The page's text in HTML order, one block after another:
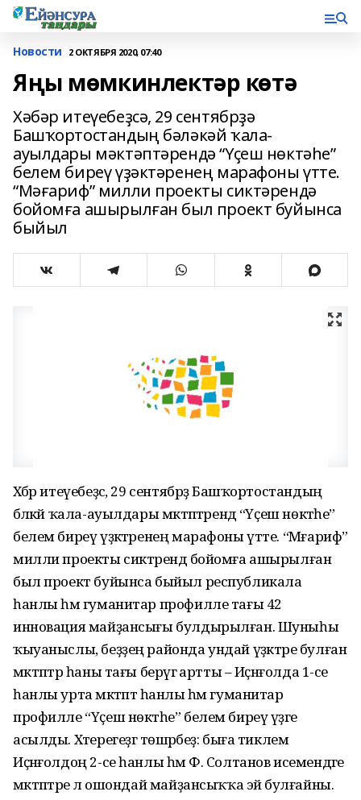
Новости 2 ОКТЯБРЯ 2020, 07:40
Яңы мөмкинлектәр көтә
Хәбәр итеүебеҙсә, 29 сентябрҙә
Башҡортостандың бәләкәй ҡала-
ауылдары мәктәптәрендә “Үҫеш нөктәһе”
белем биреү үҙәктәренең марафоны үтте.
“Мәғариф” милли проекты сиктәрендә
бойомға ашырылған был проект буйынса
быйыл
Хәбәр итеүебеҙсә, 29 сентябрҙә Башҡортостандың
бәләкәй ҡала-ауылдары мәктәптәрендә “Үҫеш нөктәһе”
белем биреү үҙәктәренең марафоны үтте. “Мәғариф”
милли проекты сиктәрендә бойомға ашырылған
был проект буйынса быйыл республикала
һанлы һәм гуманитар профилле тағы 42
инновация майҙансығы булдырылған. Шуныһы
ҡыуаныслы, беҙҙең районда ундай үҙәктәре булған
мәктәптәр һаны тағы берәүгә артты – Иҫәнғолда 1-се
һанлы урта мәктәптә һанлы һәм гуманитар
профилле “Үҫеш нөктәһе” белем биреү үҙәге
асылды. Хәтерегеҙгә төшәрәбеҙ: быға тиклем
Иҫәнғолдоң 2-се һанлы һәм Ф. Солтанов исемендәге
мәктәптәре лә ошондай майҙансыҡҡа эйә булғайны.